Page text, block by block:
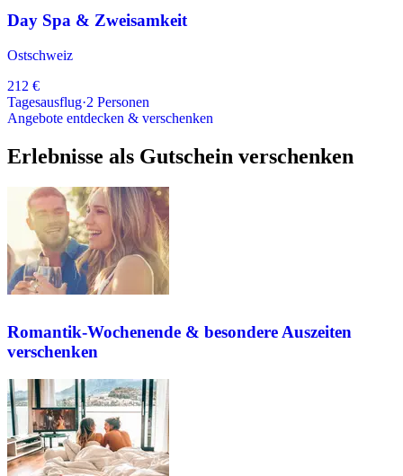
Day Spa & Zweisamkeit
Ostschweiz
212 €
Tagesausflug·2 Personen
Angebote entdecken & verschenken
Erlebnisse als Gutschein verschenken
Romantik-Wochenende & besondere Auszeiten
verschenken